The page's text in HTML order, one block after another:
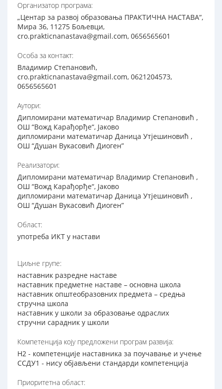
Организатор програма:
„Центар за развој образовања ПРАКТИЧНА НАСТАВА“,
Мира 36, 11275 Бољевци,
cro.prakticnanastava@gmail.com, 0656565601
Особа за контакт:
Владимир Степановић,
cro.prakticnanastava@gmail.com, 0621204573,
0656565601
Аутори:
Дипломирани математичар Владимир Степановић ,
ОШ “Вожд Карађорђе“, Јаково
дипломирани математичар Даница Утјешиновић ,
ОШ “Душан Вукасовић Диоген”
Реализатори:
Дипломирани математичар Владимир Степановић ,
ОШ “Вожд Карађорђе“, Јаково
дипломирани математичар Даница Утјешиновић ,
ОШ “Душан Вукасовић Диоген”
Област:
употреба ИКТ у настави
Циљне групе:
наставник разредне наставе
наставник предметне наставе – основна школа
наставник општеобразовних предмета – средња
стручна школа
наставник у школи за образовање одраслих
стручни сарадник у школи
Компетенција коју предложени програм развија:
Н2 - компетенције наставника за поучавање и учење
ССДУ1 - нису објављени стандарди компетенција
Приоритетна област: